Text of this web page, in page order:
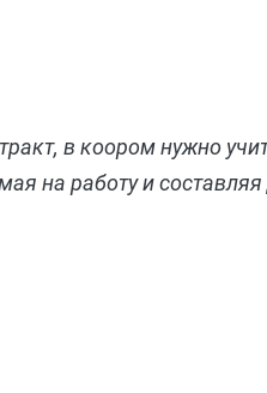
в коором нужно
на работу и